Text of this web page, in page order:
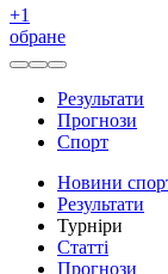
+1
обране
Результати
Прогнози
Спорт
Новини
Результати
Турніри
Статті
Прогнози